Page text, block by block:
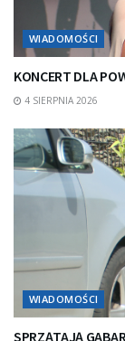
WIADOMOŚCI
KONCERT DLA
4 SIERPNIA 2026
WIADOMOŚCI
SPRZĄTAJĄ